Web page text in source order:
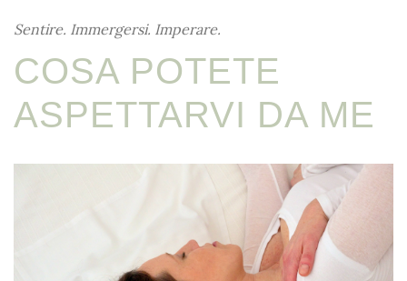
Sentire. Immergersi. Imperare.
COSA POTETE
ASPETTARVI DA ME